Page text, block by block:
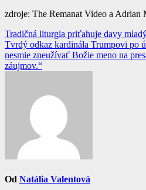
zdroje: The Remanat Video a
Navigácia
v
článku
Tradičná liturgia priťahuje davy
Tvrdý odkaz kardinála Trumpovi po
nesmie zneužívať Božie meno na
záujmov.“
Od Natália Valentová